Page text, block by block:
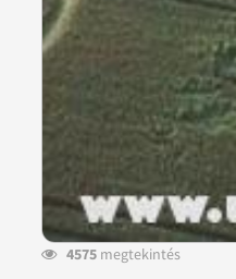
4575 megtekintés